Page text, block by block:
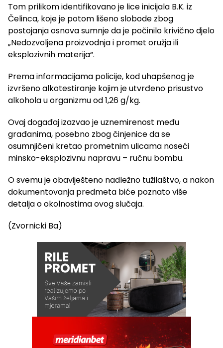
Tom prilikom identifikovano je lice inicijala B.K. iz
Čelinca, koje je potom lišeno slobode zbog
postojanja osnova sumnje da je počinilo krivično djelo
„Nedozvoljena proizvodnja i promet oružja ili
eksplozivnih materija“.
Prema informacijama policije, kod uhapšenog je
izvršeno alkotestiranje kojim je utvrđeno prisustvo
alkohola u organizmu od 1,26 g/kg.
Ovaj događaj izazvao je uznemirenost među
građanima, posebno zbog činjenice da se
osumnjičeni kretao prometnim ulicama noseći
minsko-eksplozivnu napravu – ručnu bombu.
O svemu je obaviješteno nadležno tužilaštvo, a nakon
dokumentovanja predmeta biće poznato više
detalja o okolnostima ovog slučaja.
(Zvornicki Ba)